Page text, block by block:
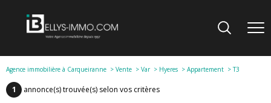
Agence immobilière à Carqueiranne Vente Var Hyeres Appartement T3
1
annonce(s) trouvée(s) selon vos critères